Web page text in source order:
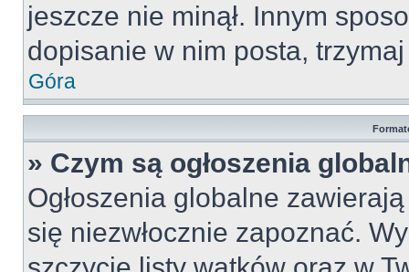
jeszcze nie minął. Innym
dopisanie w nim posta,
Góra
» Czym są ogłoszenia
Ogłoszenia globalne
się niezwłocznie zapoznać.